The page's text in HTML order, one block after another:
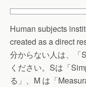
Human subjects
created as a direct
分からない人は、「
ください。Sは「
る」、M は「